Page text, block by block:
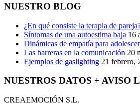
NUESTRO BLOG
¿En qué consiste la terapia de
Síntomas de una autoestima baja 16
Dinámicas de empatía para
Las barreras en la comunicación 20
Ejemplos de gaslighting 21 febrero,
NUESTROS DATOS + AVISO
CREAEMOCIÓN S.L.